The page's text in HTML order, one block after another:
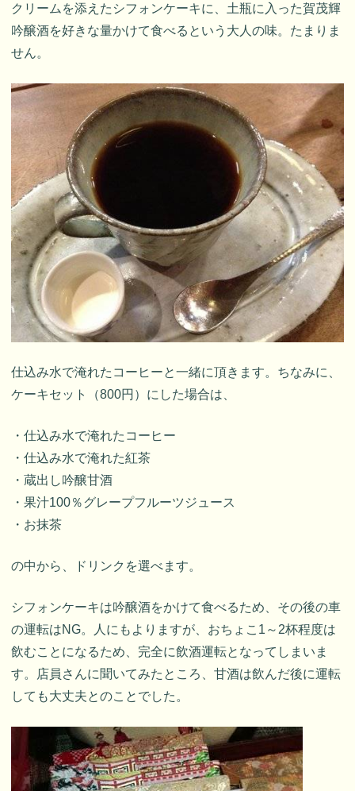
クリームを添えたシフォンケーキに、土瓶に入った賀茂輝
吟醸酒を好きな量かけて食べるという大人の味。たまりま
せん。
仕込み水で淹れたコーヒーと一緒に頂きます。ちなみに、
ケーキセット（800円）にした場合は、
・仕込み水で淹れたコーヒー
・仕込み水で淹れた紅茶
・蔵出し吟醸甘酒
・果汁100％グレープフルーツジュース
・お抹茶
の中から、ドリンクを選べます。
シフォンケーキは吟醸酒をかけて食べるため、その後の車
の運転はNG。人にもよりますが、おちょこ1～2杯程度は
飲むことになるため、完全に飲酒運転となってしまいま
す。店員さんに聞いてみたところ、甘酒は飲んだ後に運転
しても大丈夫とのことでした。